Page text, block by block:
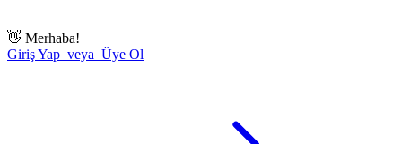
👋 Merhaba!
Giriş Yap veya Üye Ol